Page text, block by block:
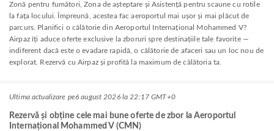
Zonă pentru fumători, Zona de așteptare și Asistență pentru scaune cu rotile
la fața locului. Împreună, acestea fac aeroportul mai ușor și mai plăcut de
parcurs. Planifici o călătorie din Aeroportul Internațional Mohammed V?
Airpaz îți aduce oferte exclusive la zboruri spre destinațiile tale favorite —
indiferent dacă este o evadare rapidă, o călătorie de afaceri sau un loc nou de
explorat. Rezervă cu Airpaz și profită la maximum de călătoria ta.
Ultima actualizare pe6 august 2026 la 22:17 GMT+0
Rezervă și obține cele mai bune oferte de zbor la Aeroportul
Internațional Mohammed V (CMN)